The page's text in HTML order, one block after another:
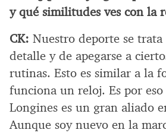
y qué similitudes ves con la
CK: Nuestro deporte se
detalle y de apegarse a
rutinas. Esto es similar a la
funciona un reloj. Es por
Longines es un gran aliado
Aunque soy nuevo en la